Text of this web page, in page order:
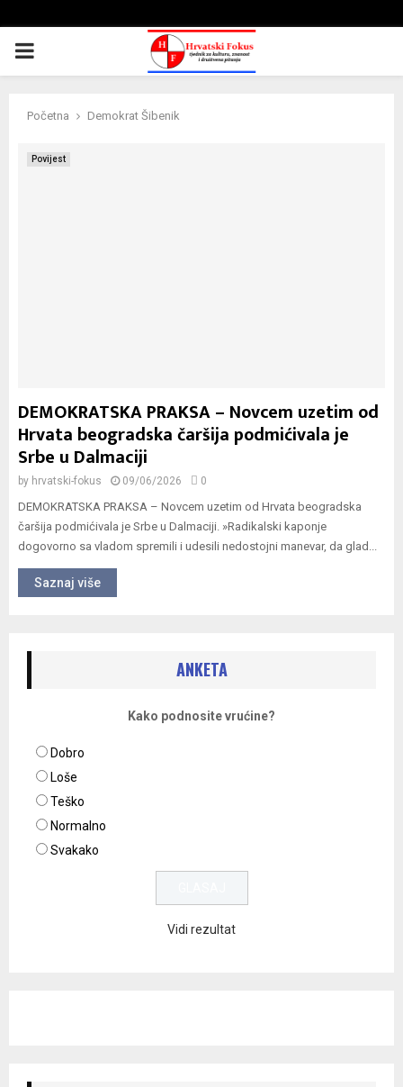
PRIMARY
Početna Demokrat Šibenik
Povijest
DEMOKRATSKA PRAKSA – Novcem uzetim od
Hrvata beogradska čaršija podmićivala je
Srbe u Dalmaciji
by hrvatski-fokus 09/06/2026 0
DEMOKRATSKA PRAKSA – Novcem uzetim od Hrvata beogradska
čaršija podmićivala je Srbe u Dalmaciji. »Radikalski kaponje
dogovorno sa vladom spremili i udesili nedostojni manevar, da glad...
Saznaj više
ANKETA
Kako podnosite vrućine?
Dobro
Loše
Teško
Normalno
Svakako
Vidi rezultat